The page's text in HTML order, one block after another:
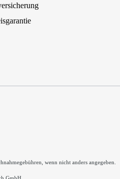
wenn nicht anders angegeben.